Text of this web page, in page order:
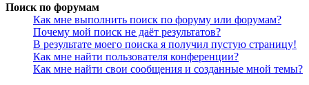
Поиск по форумам
Как мне выполнить поиск по форуму или форумам?
Почему мой поиск не даёт результатов?
В результате моего поиска я получил пустую страницу!
Как мне найти пользователя конференции?
Как мне найти свои сообщения и созданные мной темы?